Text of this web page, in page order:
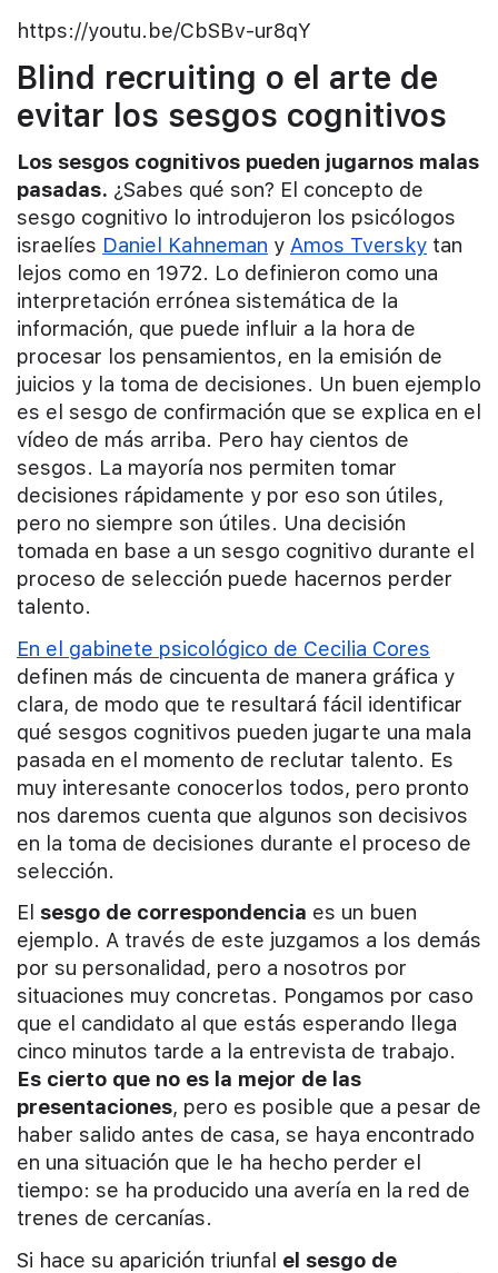
https://youtu.be/CbSBv-ur8qY
Blind recruiting o el arte de
evitar los sesgos cognitivos
Los sesgos cognitivos pueden jugarnos malas
pasadas. ¿Sabes qué son? El concepto de
sesgo cognitivo lo introdujeron los psicólogos
israelíes Daniel Kahneman y Amos Tversky tan
lejos como en 1972. Lo definieron como una
interpretación errónea sistemática de la
información, que puede influir a la hora de
procesar los pensamientos, en la emisión de
juicios y la toma de decisiones. Un buen ejemplo
es el sesgo de confirmación que se explica en el
vídeo de más arriba. Pero hay cientos de
sesgos. La mayoría nos permiten tomar
decisiones rápidamente y por eso son útiles,
pero no siempre son útiles. Una decisión
tomada en base a un sesgo cognitivo durante el
proceso de selección puede hacernos perder
talento.
En el gabinete psicológico de Cecilia Cores
definen más de cincuenta de manera gráfica y
clara, de modo que te resultará fácil identificar
qué sesgos cognitivos pueden jugarte una mala
pasada en el momento de reclutar talento. Es
muy interesante conocerlos todos, pero pronto
nos daremos cuenta que algunos son decisivos
en la toma de decisiones durante el proceso de
selección.
El sesgo de correspondencia es un buen
ejemplo. A través de este juzgamos a los demás
por su personalidad, pero a nosotros por
situaciones muy concretas. Pongamos por caso
que el candidato al que estás esperando llega
cinco minutos tarde a la entrevista de trabajo.
Es cierto que no es la mejor de las
presentaciones, pero es posible que a pesar de
haber salido antes de casa, se haya encontrado
en una situación que le ha hecho perder el
tiempo: se ha producido una avería en la red de
trenes de cercanías.
Si hace su aparición triunfal el sesgo de